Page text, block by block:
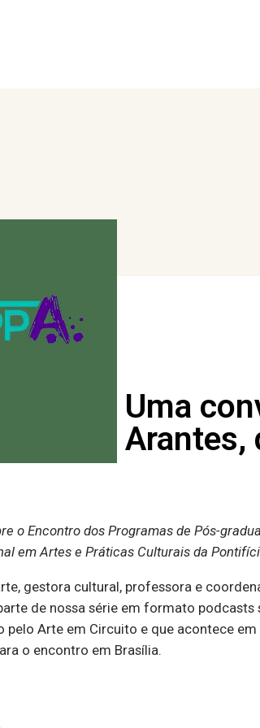
Uma
Arantes,
o Encontro dos Programas de Pós-
em Artes e Práticas Culturais da
gestora cultural, professora e
de nossa série em formato
pelo Arte em Circuito e que acontece
o encontro em Brasília.